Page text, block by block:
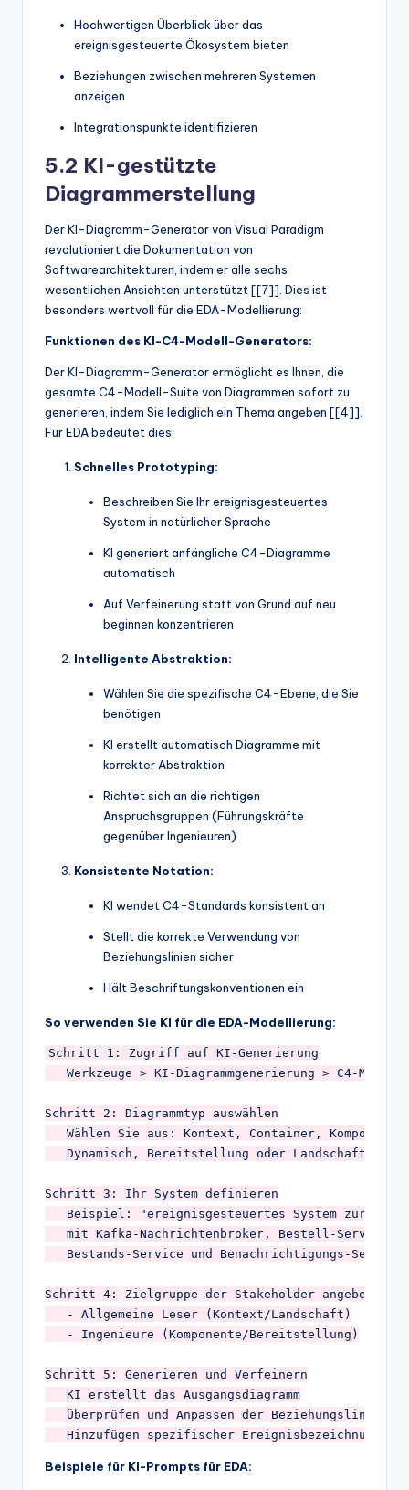
Hochwertigen Überblick über das
ereignisgesteuerte Ökosystem bieten
Beziehungen zwischen mehreren Systemen
anzeigen
Integrationspunkte identifizieren
5.2 KI-gestützte
Diagrammerstellung
Der KI-Diagramm-Generator von Visual Paradigm
revolutioniert die Dokumentation von
Softwarearchitekturen, indem er alle sechs
wesentlichen Ansichten unterstützt [[7]]. Dies ist
besonders wertvoll für die EDA-Modellierung:
Funktionen des KI-C4-Modell-Generators:
Der KI-Diagramm-Generator ermöglicht es Ihnen, die
gesamte C4-Modell-Suite von Diagrammen sofort zu
generieren, indem Sie lediglich ein Thema angeben [[4]].
Für EDA bedeutet dies:
Schnelles Prototyping:
Beschreiben Sie Ihr ereignisgesteuertes
System in natürlicher Sprache
KI generiert anfängliche C4-Diagramme
automatisch
Auf Verfeinerung statt von Grund auf neu
beginnen konzentrieren
Intelligente Abstraktion:
Wählen Sie die spezifische C4-Ebene, die Sie
benötigen
KI erstellt automatisch Diagramme mit
korrekter Abstraktion
Richtet sich an die richtigen
Anspruchsgruppen (Führungskräfte
gegenüber Ingenieuren)
Konsistente Notation:
KI wendet C4-Standards konsistent an
Stellt die korrekte Verwendung von
Beziehungslinien sicher
Hält Beschriftungskonventionen ein
So verwenden Sie KI für die EDA-Modellierung:
Schritt 1: Zugriff auf KI-Generierung
   Werkzeuge > KI-Diagrammgenerierung > C4-Modell
Schritt 2: Diagrammtyp auswählen
Wählen Sie aus: Kontext, Container,
   Dynamisch, Bereitstellung oder Landschaft
Schritt 3: Ihr System definieren
Beispiel: "ereignisgesteuertes System zur
   mit Kafka-Nachrichtenbroker, Bestell-Service,
   Bestands-Service und Benachrichtigungs-Service"
Schritt 4: Zielgruppe der Stakeholder angeben
   - Allgemeine Leser (Kontext/Landschaft)
   - Ingenieure (Komponente/Bereitstellung)
Schritt 5: Generieren und Verfeinern
   KI erstellt das Ausgangsdiagramm
   Überprüfen und Anpassen der Beziehungslinien
Beispiele für KI-Prompts für EDA: